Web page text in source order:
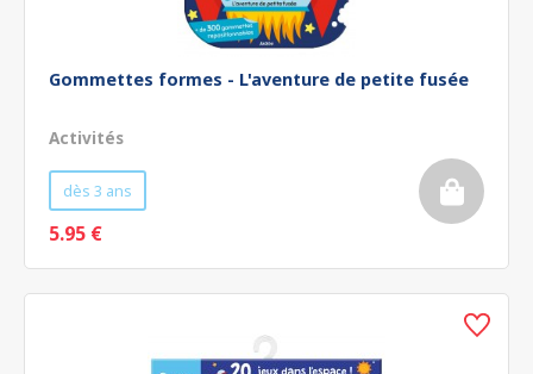
Gommettes formes - L'aventure de petite fusée
Activités
dès 3 ans
5.95 €